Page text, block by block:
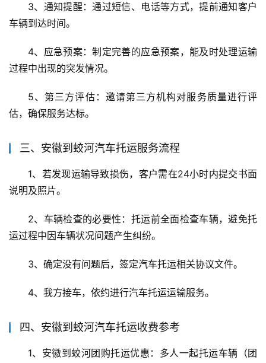
3、通知提醒：通过短信、电话等方式，提前通知客户
车辆到达时间。
4、应急预案：制定完善的应急预案，能及时处理运输
过程中出现的突发情况。
5、第三方评估：邀请第三方机构对服务质量进行评
估，确保服务达标。
三、安徽到蛟河汽车托运服务流程
1、若发现运输导致损伤，客户需在24小时内提交书面
说明及照片。
2、车辆检查的必要性：托运前全面检查车辆，避免托
运过程中因车辆状况问题产生纠纷。
3、确定没有问题后，签定汽车托运相关协议文件。
4、我方接车，依约进行汽车托运运输服务。
四、安徽到蛟河汽车托运收费参考
1、安徽到蛟河团购托运优惠：多人一起托运车辆（团